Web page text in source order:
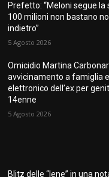
Prefetto: “Meloni segue la
100 milioni non bastano
indietro”
5 Agosto 2026
Omicidio Martina
avvicinamento a famiglia
elettronico dell’ex per
14enne
5 Agosto 2026
Blitz delle “Iene” in una